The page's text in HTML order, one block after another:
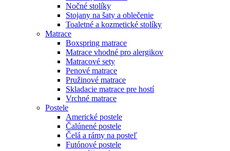
Nočné stolíky
Stojany na šaty a oblečenie
Toaletné a kozmetické stolíky
Matrace
Boxspring matrace
Matrace vhodné pro alergikov
Matracové sety
Penové matrace
Pružinové matrace
Skladacie matrace pre hostí
Vrchné matrace
Postele
Americké postele
Čalúnené postele
Čelá a rámy na posteľ
Futónové postele